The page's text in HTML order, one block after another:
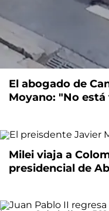
El abogado de
Moyano: "No
Milei viaja a
presidencial de